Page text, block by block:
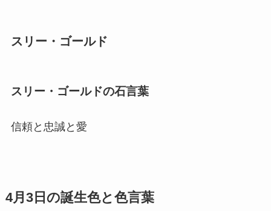
スリー・ゴールド
スリー・ゴールドの石言葉
信頼と忠誠と愛
4月3日の誕生色と色言葉